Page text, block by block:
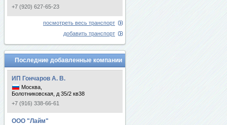
+7 (920) 627-65-23
посмотреть весь транспорт
добавить транспорт
Последние добавленные компании
ИП Гончаров А. В.
Москва,
Болотниковская, д 35/2 кв38
+7 (916) 338-66-61
ООО "Лайм"